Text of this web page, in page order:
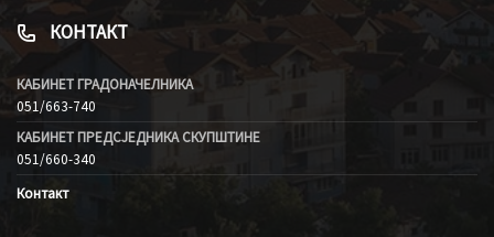
КОНТАКТ
КАБИНЕТ ГРАДОНАЧЕЛНИКА
051/663-740
КАБИНЕТ ПРЕДСЈЕДНИКА СКУПШТИНЕ
051/660-340
Контакт